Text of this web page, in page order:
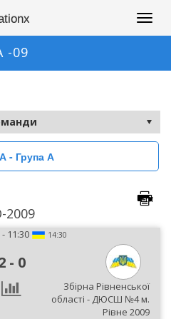
-09
- Група А
11:30 14:30
- 0
Збірна Рівненської
області - ДЮСШ №4 м.
Рівне 2009